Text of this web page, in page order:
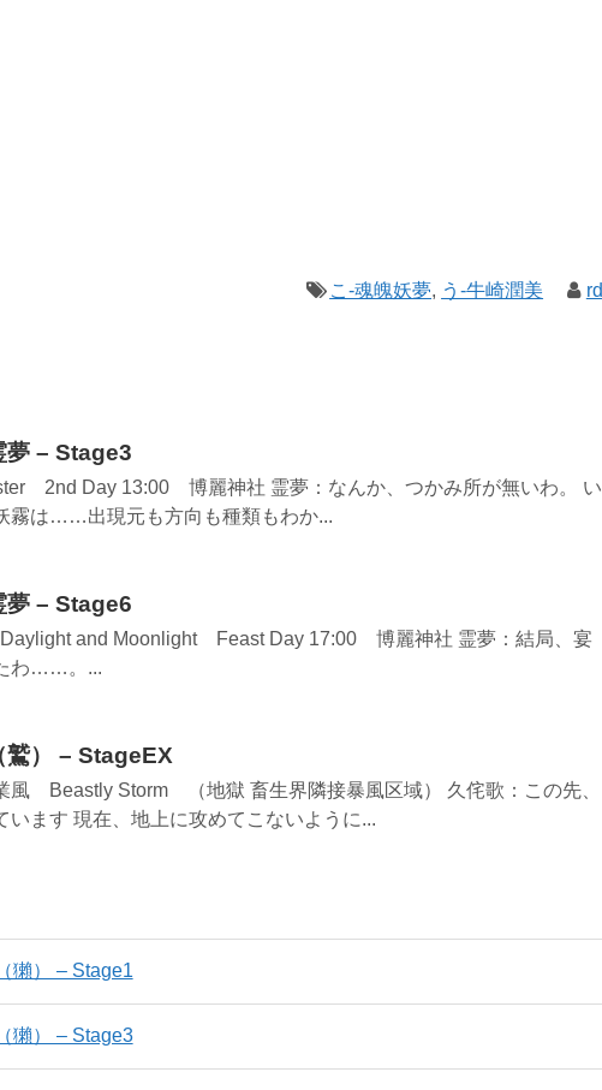
こ-魂魄妖夢, う-牛崎潤美 rd
夢 – Stage3
2nd Day 13:00 博麗神社 霊夢：なんか、つかみ所が無いわ。 い
霧は……出現元も方向も種類もわか...
夢 – Stage6
and Moonlight Feast Day 17:00 博麗神社 霊夢：結局、宴
わ……。...
鷲） – StageEX
Beastly Storm （地獄 畜生界隣接暴風区域） 久侘歌：この先、
います 現在、地上に攻めてこないように...
獺） – Stage1
獺） – Stage3